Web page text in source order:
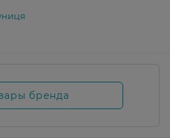
бренда